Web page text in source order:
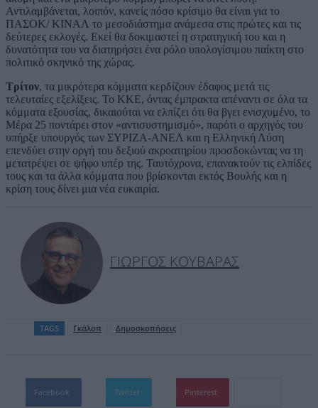
Αντιλαμβάνεται, λοιπόν, κανείς πόσο κρίσιμο θα είναι για το
ΠΑΣΟΚ/ ΚΙΝΑΛ το μεσοδιάστημα ανάμεσα στις πρώτες και τις
δεύτερες εκλογές. Εκεί θα δοκιμαστεί η στρατηγική του και η
δυνατότητα του να διατηρήσει ένα ρόλο υπολογίσιμου παίκτη στο
πολιτικό σκηνικό της χώρας.
Τρίτον, τα μικρότερα κόμματα κερδίζουν έδαφος μετά τις
τελευταίες εξελίξεις. Το ΚΚΕ, όντας έμπρακτα απέναντι σε όλα τα
κόμματα εξουσίας, δικαιούται να ελπίζει ότι θα βγει ενισχυμένο, το
Μέρα 25 ποντάρει στον «αντισυστημισμό», παρότι ο αρχηγός του
υπήρξε υπουργός των ΣΥΡΙΖΑ-ΑΝΕΛ και η Ελληνική Λύση
επενδύει στην οργή του δεξιού ακροατηρίου προσδοκώντας να τη
μετατρέψει σε ψήφο υπέρ της. Ταυτόχρονα, επανακτούν τις ελπίδες
τους και τα άλλα κόμματα που βρίσκονται εκτός Βουλής και η
κρίση τους δίνει μια νέα ευκαιρία.
ΓΙΏΡΓΟΣ ΚΟΥΒΑΡΆΣ
TAGS Γκάλοπ Δημοσκοπήσεις
Facebook Twitter Pinterest